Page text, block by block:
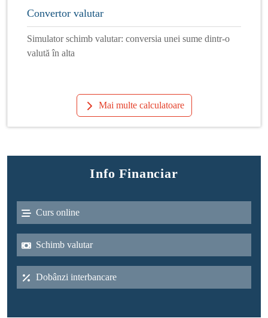
Convertor valutar
Simulator schimb valutar: conversia unei sume dintr-o
valută în alta
Mai multe calculatoare
Info Financiar
Curs online
Schimb valutar
Dobânzi interbancare